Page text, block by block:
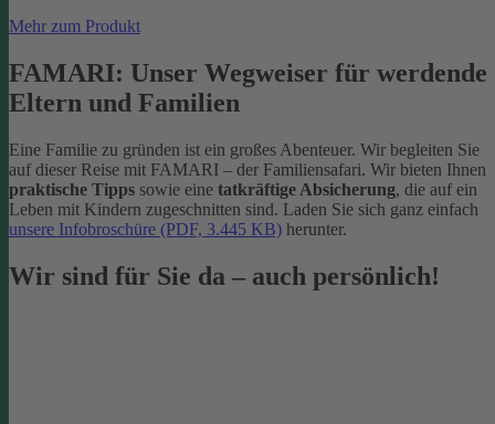
Mehr zum Produkt
FAMARI: Unser Wegweiser für werdende
Eltern und Familien
Eine Familie zu gründen ist ein großes Abenteuer. Wir begleiten Sie
auf dieser Reise mit FAMARI – der Familiensafari. Wir bieten Ihnen
praktische Tipps sowie eine tatkräftige Absicherung, die auf ein
Leben mit Kindern zugeschnitten sind. Laden Sie sich ganz einfach
unsere Infobroschüre (PDF, 3.445 KB) herunter.
Wir sind für Sie da – auch persönlich!